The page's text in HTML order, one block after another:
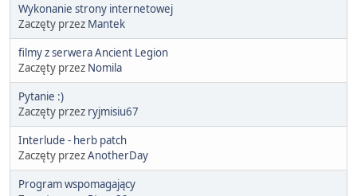
Wykonanie strony internetowej
Zaczęty przez Mantek
filmy z serwera Ancient Legion
Zaczęty przez Nomila
Pytanie :)
Zaczęty przez ryjmisiu67
Interlude - herb patch
Zaczęty przezAnotherDay
Program wspomagający